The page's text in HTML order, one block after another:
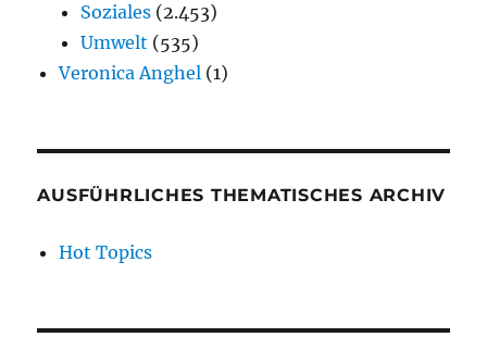
Soziales (2.453)
Umwelt (535)
Veronica Anghel (1)
AUSFÜHRLICHES THEMATISCHES ARCHIV
Hot Topics